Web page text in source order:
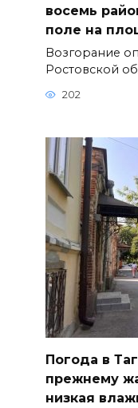
восемь
поле на
Возгорание
Ростовской
202
Погода в
прежнему
низкая